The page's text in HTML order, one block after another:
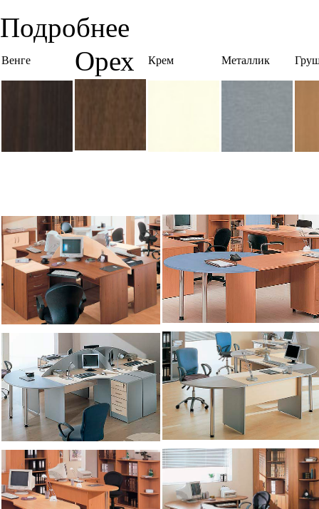
Подробнее
Венге Орех Крем Металлик